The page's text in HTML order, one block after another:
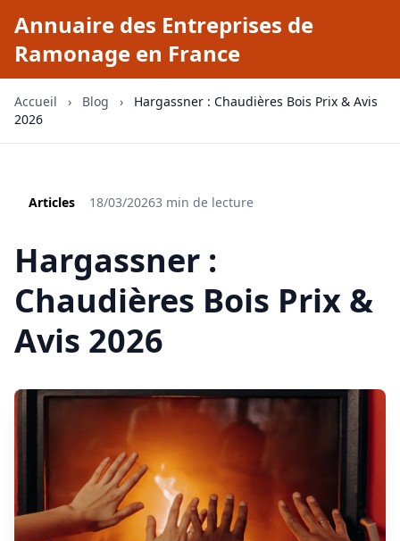
Annuaire des Entreprises de
Ramonage en France
Accueil › Blog ›
Hargassner : Chaudières Bois Prix & Avis
2026
Articles 18/03/20263 min de lecture
Hargassner :
Chaudières Bois Prix &
Avis 2026